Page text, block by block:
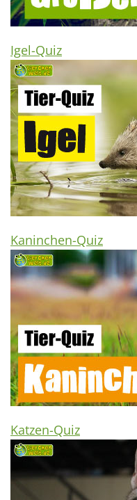
Igel-Quiz
Kaninchen-Quiz
Katzen-Quiz